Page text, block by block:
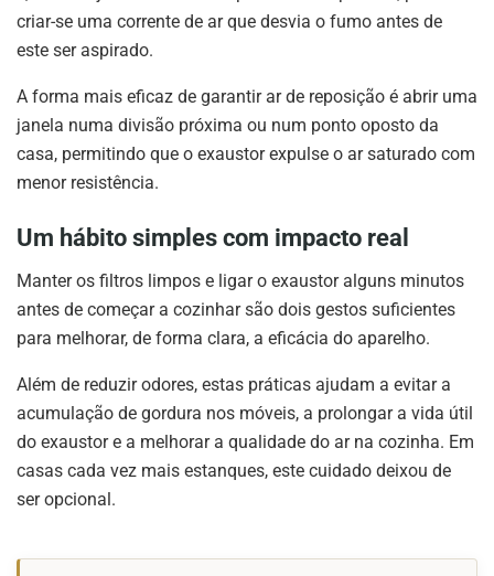
criar-se uma corrente de ar que desvia o fumo antes de
este ser aspirado.
A forma mais eficaz de garantir ar de reposição é abrir uma
janela numa divisão próxima ou num ponto oposto da
casa, permitindo que o exaustor expulse o ar saturado com
menor resistência.
Um hábito simples com impacto real
Manter os filtros limpos e ligar o exaustor alguns minutos
antes de começar a cozinhar são dois gestos suficientes
para melhorar, de forma clara, a eficácia do aparelho.
Além de reduzir odores, estas práticas ajudam a evitar a
acumulação de gordura nos móveis, a prolongar a vida útil
do exaustor e a melhorar a qualidade do ar na cozinha. Em
casas cada vez mais estanques, este cuidado deixou de
ser opcional.